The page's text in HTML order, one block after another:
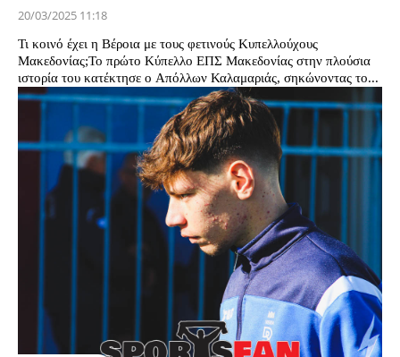
20/03/2025 11:18
Τι κοινό έχει η Βέροια με τους φετινούς Κυπελλούχους
Μακεδονίας;Το πρώτο Κύπελλο ΕΠΣ Μακεδονίας στην πλούσια
ιστορία του κατέκτησε ο Απόλλων Καλαμαριάς, σηκώνοντας το...